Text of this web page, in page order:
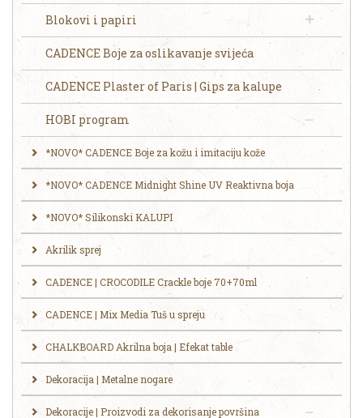
Blokovi i papiri
CADENCE Boje za oslikavanje svijeća
CADENCE Plaster of Paris | Gips za kalupe
HOBI program
*NOVO* CADENCE Boje za kožu i imitaciju kože
*NOVO* CADENCE Midnight Shine UV Reaktivna boja
*NOVO* Silikonski KALUPI
Akrilik sprej
CADENCE | CROCODILE Crackle boje 70+70ml
CADENCE | Mix Media Tuš u spreju
CHALKBOARD Akrilna boja | Efekat table
Dekoracija | Metalne nogare
Dekoracije | Proizvodi za dekorisanje površina